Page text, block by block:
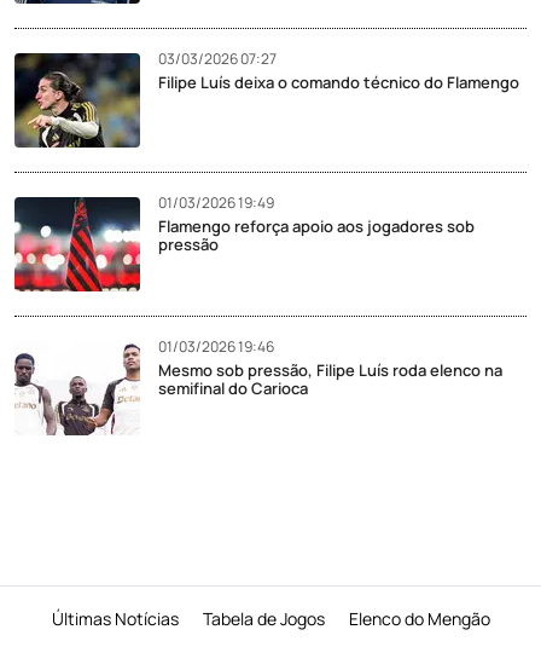
03/03/2026 07:27
Filipe Luís deixa o comando técnico do Flamengo
01/03/2026 19:49
Flamengo reforça apoio aos jogadores sob
pressão
01/03/2026 19:46
Mesmo sob pressão, Filipe Luís roda elenco na
semifinal do Carioca
Últimas Notícias Tabela de Jogos Elenco do Mengão